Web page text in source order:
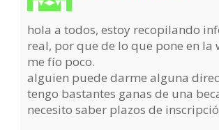
hola a todos, estoy recopilando
real, por que de lo que pone en la
me fío poco.
alguien puede darme alguna
tengo bastantes ganas de una
necesito saber plazos de